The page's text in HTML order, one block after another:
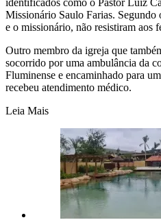
Missionário Saulo Farias.
e o missionário, não resistiram aos
Outro membro da igreja que
socorrido por uma ambulância da
Fluminense e encaminhado para
recebeu atendimento médico.
Leia Mais